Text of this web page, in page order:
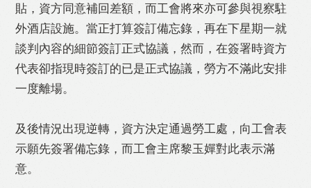
貼，資方同意補回差額，而工會將來亦可參與視察駐
外酒店設施。當正打算簽訂備忘錄，再在下星期一就
談判內容的細節簽訂正式協議，然而，在簽署時資方
代表卻指現時簽訂的已是正式協議，勞方不滿此安排
一度離場。
及後情況出現逆轉，資方決定通過勞工處，向工會表
示願先簽署備忘錄，而工會主席黎玉嬋對此表示滿
意。